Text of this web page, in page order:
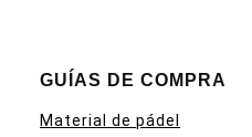
GUÍAS DE COMPRA
Material de pádel